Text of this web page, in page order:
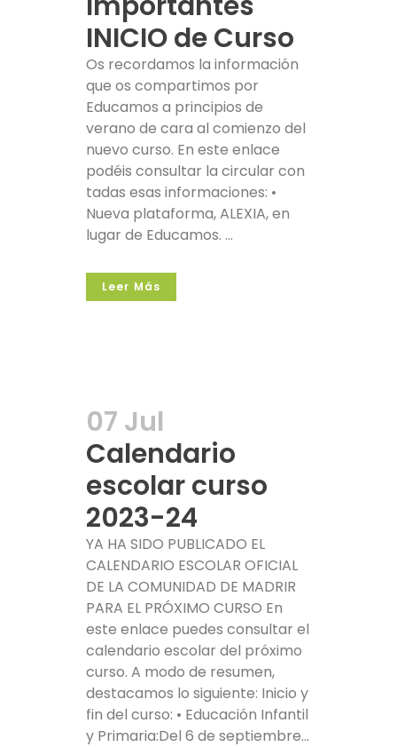
INICIO de Curso
Os recordamos la información
que os compartimos por
Educamos a principios de
verano de cara al comienzo del
nuevo curso. En este enlace
podéis consultar la circular con
tadas esas informaciones: •
Nueva plataforma, ALEXIA, en
lugar de Educamos. ...
Leer Más
07 Jul
Calendario
escolar curso
2023-24
YA HA SIDO PUBLICADO EL
CALENDARIO ESCOLAR OFICIAL
DE LA COMUNIDAD DE MADRIR
PARA EL PRÓXIMO CURSO En
este enlace puedes consultar el
calendario escolar del próximo
curso. A modo de resumen,
destacamos lo siguiente: Inicio y
fin del curso: • Educación Infantil
y Primaria:Del 6 de septiembre...